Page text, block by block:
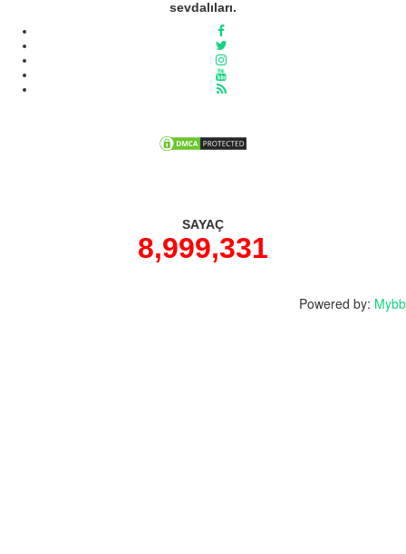
sevdalıları.
SAYAÇ
8,999,331
Powered by: Mybb